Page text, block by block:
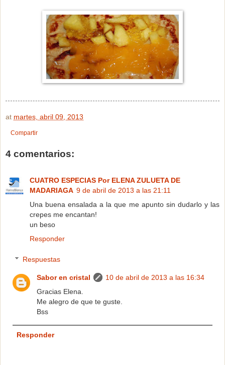
at martes, abril 09, 2013
Compartir
4 comentarios:
CUATRO ESPECIAS Por ELENA ZULUETA DE
MADARIAGA 9 de abril de 2013 a las 21:11
Una buena ensalada a la que me apunto sin dudarlo y las
crepes me encantan!
un beso
Responder
Respuestas
Sabor en cristal
10 de abril de 2013 a las 16:34
Gracias Elena.
Me alegro de que te guste.
Bss
Responder